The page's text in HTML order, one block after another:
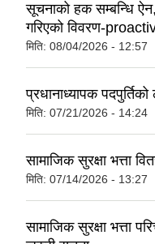
सूचनाको हक सम्बन्धि
गरिएको विवरण-
मिति: 08/04/2026 - 12:57
प्रधानाध्यापक
मिति: 07/21/2026 - 14:24
सामाजिक सुरक्षा भत्ता
मिति: 07/14/2026 - 13:27
सामाजिक सुरक्षा भत्ता